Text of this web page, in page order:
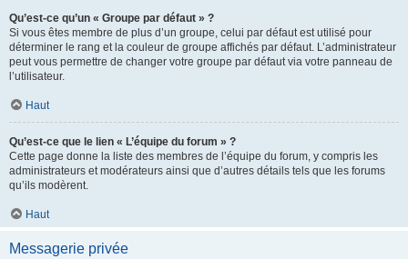
Qu’est-ce qu’un « Groupe par défaut » ?
Si vous êtes membre de plus d’un groupe, celui par défaut est utilisé pour
déterminer le rang et la couleur de groupe affichés par défaut. L’administrateur
peut vous permettre de changer votre groupe par défaut via votre panneau de
l’utilisateur.
Haut
Qu’est-ce que le lien « L’équipe du forum » ?
Cette page donne la liste des membres de l’équipe du forum, y compris les
administrateurs et modérateurs ainsi que d’autres détails tels que les forums
qu’ils modèrent.
Haut
Messagerie privée